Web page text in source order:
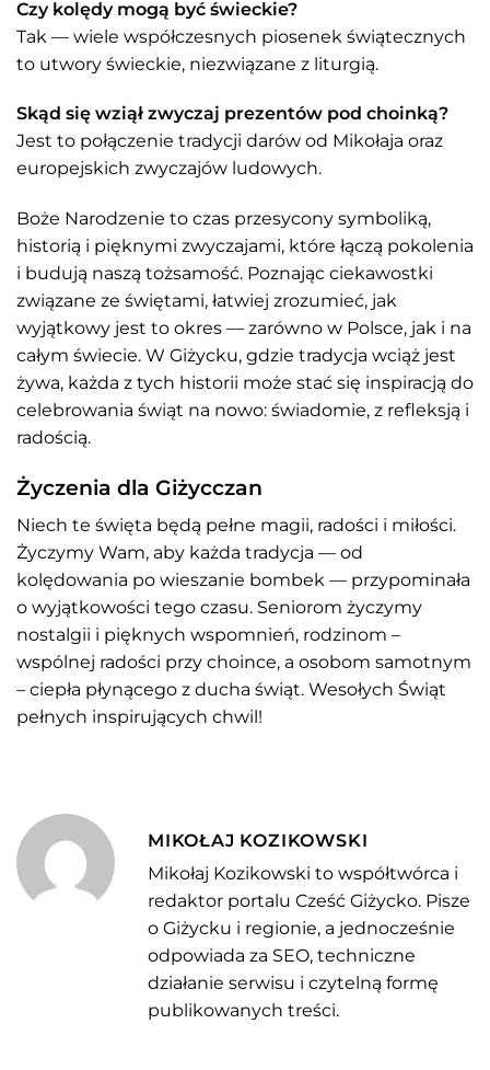
Czy kolędy mogą być świeckie?
Tak — wiele współczesnych piosenek świątecznych
to utwory świeckie, niezwiązane z liturgią.
Skąd się wziął zwyczaj prezentów pod choinką?
Jest to połączenie tradycji darów od Mikołaja oraz
europejskich zwyczajów ludowych.
Boże Narodzenie to czas przesycony symboliką,
historią i pięknymi zwyczajami, które łączą pokolenia
i budują naszą tożsamość. Poznając ciekawostki
związane ze świętami, łatwiej zrozumieć, jak
wyjątkowy jest to okres — zarówno w Polsce, jak i na
całym świecie. W Giżycku, gdzie tradycja wciąż jest
żywa, każda z tych historii może stać się inspiracją do
celebrowania świąt na nowo: świadomie, z refleksją i
radością.
Życzenia dla Giżycczan
Niech te święta będą pełne magii, radości i miłości.
Życzymy Wam, aby każda tradycja — od
kolędowania po wieszanie bombek — przypominała
o wyjątkowości tego czasu. Seniorom życzymy
nostalgii i pięknych wspomnień, rodzinom –
wspólnej radości przy choince, a osobom samotnym
– ciepła płynącego z ducha świąt. Wesołych Świąt
pełnych inspirujących chwil!
MIKOŁAJ KOZIKOWSKI
Mikołaj Kozikowski to współtwórca i
redaktor portalu Cześć Giżycko. Pisze
o Giżycku i regionie, a jednocześnie
odpowiada za SEO, techniczne
działanie serwisu i czytelną formę
publikowanych treści.